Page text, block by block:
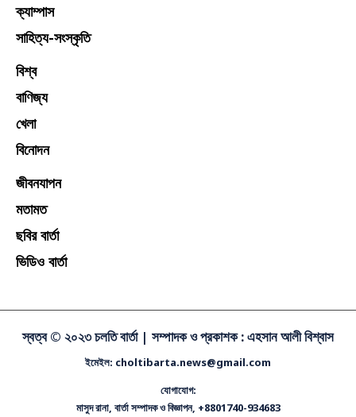
ক্যাম্পাস
সাহিত্য-সংস্কৃতি
বিশ্ব
বাণিজ্য
খেলা
বিনোদন
জীবনযাপন
মতামত
ছবির বার্তা
ভিডিও বার্তা
স্বত্ব © ২০২৩ চলতি বার্তা | সম্পাদক ও প্রকাশক : এহসান আলী বিশ্বাস
ইমেইল: choltibarta.news@gmail.com
যোগাযোগ:
মাসুদ রানা, বার্তা সম্পাদক ও বিজ্ঞাপন, +8801740-934683